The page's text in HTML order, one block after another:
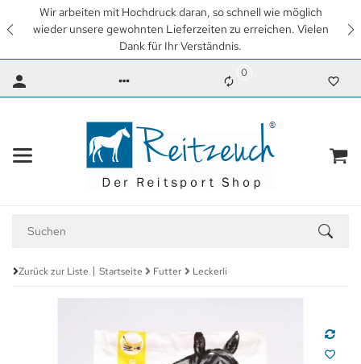
Wir arbeiten mit Hochdruck daran, so schnell wie möglich
wieder unsere gewohnten Lieferzeiten zu erreichen. Vielen
Dank für Ihr Verständnis.
0
Zurück zur Liste Startseite Futter Leckerli